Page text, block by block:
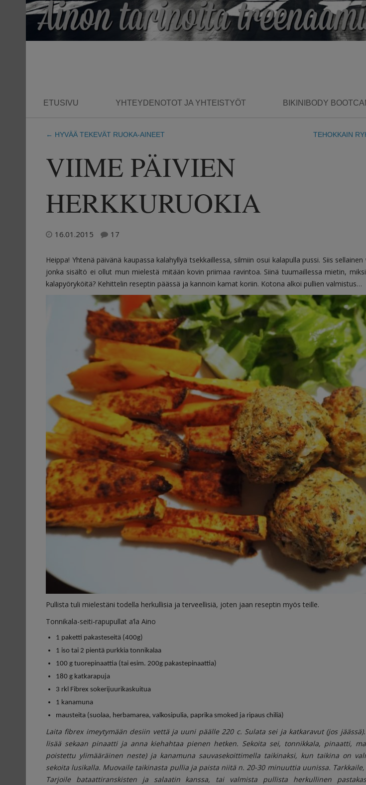
ETUSIVU YHTEYDENOTOT JA YHTEISTYÖT BIKINIBODY
← HYVÄÄ TEKEVÄT RUOKA-AINEET TEHOKKAIN
VIIME PÄIVIEN
HERKKURUOKIA
16.01.2015 17
Heippa! Yhtenä päivänä kaupassa kalahyllyä tsekkaillessa, silmiin osui kalapulla pussi. Siis
jonka sisältö ei ollut mun mielestä mitään kovin priimaa ravintoa. Siinä tuumaillessa mietin,
kalapyöryköitä? Kehittelin reseptin päässä ja kannoin kamat koriin. Kotona alkoi pullien valmistus…
Pullista tuli mielestäni todella herkullisia ja terveellisiä, joten jaan reseptin myös teille.
Tonnikala-seiti-rapupullat a’la Aino
1 paketti pakasteseitä (400g)
1 iso tai 2 pientä purkkia tonnikalaa
100 g tuorepinaattia (tai esim. 200g pakastepinaattia)
180 g katkarapuja
3 rkl Fibrex sokerijuurikaskuitua
1 kanamuna
mausteita (suolaa, herbamarea, valkosipulia, paprika smoked ja ripaus chiliä)
Laita fibrex imeytymään desiin vettä ja uuni päälle 220 c. Sulata sei ja katkaravut (jos
lisää sekaan pinaatti ja anna kiehahtaa pienen hetken. Sekoita sei, tonnikkala, pinaatti,
poistettu ylimääräinen neste) ja kanamuna sauvasekoittimella taikinaksi, kun taikina on
sekoita lusikalla. Muovaile taikinasta pullia ja paista niitä n. 20-30 minuuttia uunissa.
Tarjoile bataattiranskisten ja salaatin kanssa, tai valmista pullista herkullinen